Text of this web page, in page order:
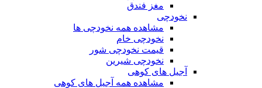
مغز فندق
نخودچی
مشاهده همه نخودچی ها
نخودچی خام
قیمت نخودچی شور
نخودچی شیرین
آجیل های کوهی
مشاهده همه آجیل های کوهی